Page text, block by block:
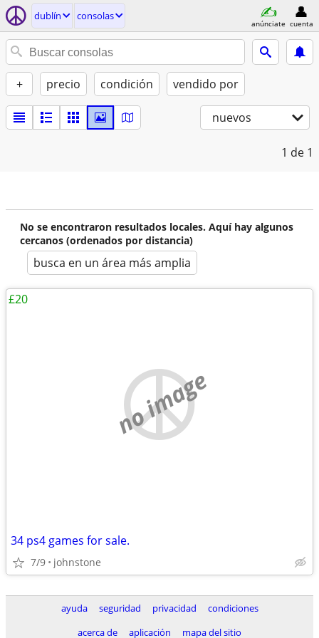
dublí­n consolas
anúnciate cuenta
+ precio condición vendido por
nuevos
1 de 1
No se encontraron resultados locales. Aquí hay algunos
cercanos (ordenados por distancia)
busca en un área más amplia
no image
34 ps4 games for sale.
7/9 johnstone
£20
ayuda seguridad privacidad
condiciones
acerca de
aplicación mapa del sitio